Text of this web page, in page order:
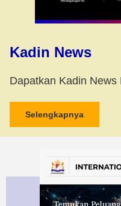
Kadin News
Dapatkan Kadin News
Selengkapnya